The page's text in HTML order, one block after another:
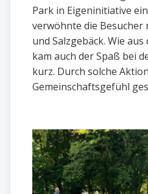
Park in Eigeninitiative
verwöhnte die Besucher
und Salzgebäck. Wie
kam auch der Spaß bei
kurz. Durch solche
Gemeinschaftsgefühl